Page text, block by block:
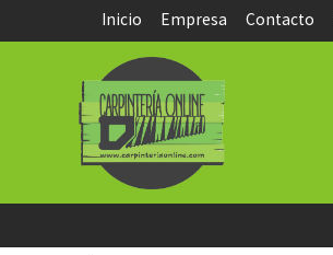
Inicio Empresa Contacto